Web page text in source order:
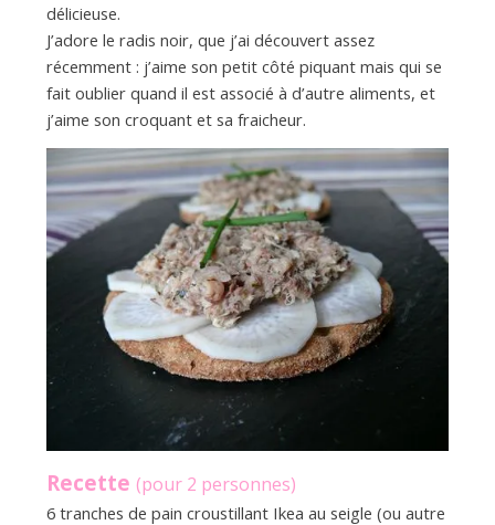
délicieuse.
J’adore le radis noir, que j’ai découvert assez
récemment : j’aime son petit côté piquant mais qui se
fait oublier quand il est associé à d’autre aliments, et
j’aime son croquant et sa fraicheur.
Recette (pour 2 personnes)
6 tranches de pain croustillant Ikea au seigle (ou autre